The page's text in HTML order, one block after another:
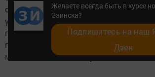
ответственность. Ведь в нынешних
условиях особенно важно доносить до
проверенную информацию, работать
профессионально. А главное – уметь
мыслить и никогда не успокаиваться
Желаете всегда быть в курсе
Заинска?
Подпишитесь на наш
Дзен